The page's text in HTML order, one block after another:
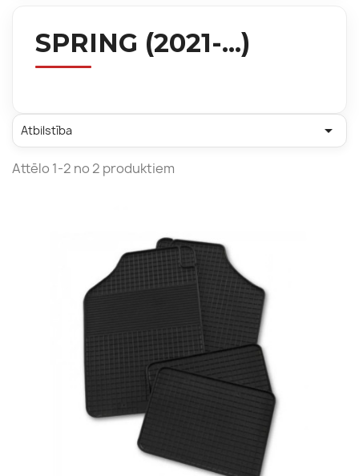
SPRING (2021-...)
Atbilstība 
Attēlo 1-2 no 2 produktiem